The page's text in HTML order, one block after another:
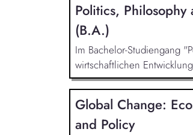
Politics, Philosophy
(B.A.)
Im Bachelor-Studiengang
wirtschaftlichen
Global Change:
and Policy